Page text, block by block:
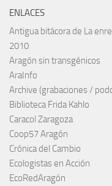
ENLACES
Antigua bitácora de La
2010
Aragón sin transgénicos
AraInfo
Archive (grabaciones /
Biblioteca Frida Kahlo
Caracol Zaragoza
Coop57 Aragón
Crónica del Cambio
Ecologistas en Acción
EcoRedAragón